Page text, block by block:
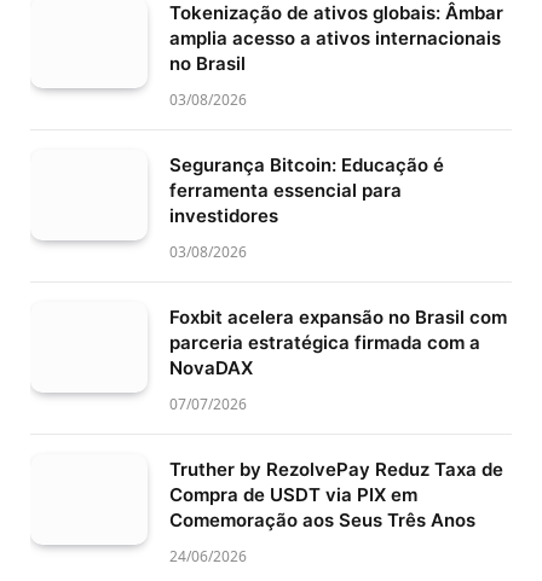
Tokenização de ativos globais: Âmbar
amplia acesso a ativos internacionais
no Brasil
03/08/2026
Segurança Bitcoin: Educação é
ferramenta essencial para
investidores
03/08/2026
Foxbit acelera expansão no Brasil com
parceria estratégica firmada com a
NovaDAX
07/07/2026
Truther by RezolvePay Reduz Taxa de
Compra de USDT via PIX em
Comemoração aos Seus Três Anos
24/06/2026